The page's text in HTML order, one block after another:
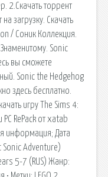
2.Скачать торрент
загрузку. Скачать
/ Соник Коллекция.
Sonic
вы сможете
Sonic the Hedgehog
здесь бесплатно.
игру The Sims 4:
RePack от xatab
информация; Дата
Sonic Adventure)
5-7 (RUS) Жанр: